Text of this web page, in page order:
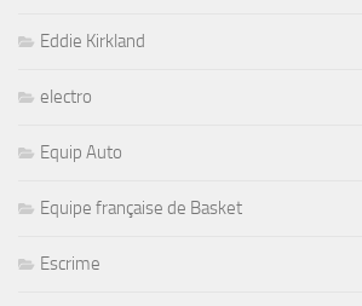
Eddie Kirkland
electro
Equip Auto
Equipe française de Basket
Escrime